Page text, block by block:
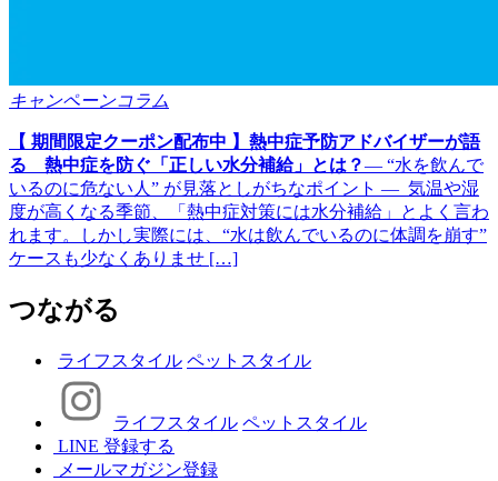
キャンペーンコラム
【 期間限定クーポン配布中 】熱中症予防アドバイザーが語
る 熱中症を防ぐ「正しい水分補給」とは？― “水を飲んで
いるのに危ない人” が見落としがちなポイント ― 気温や湿
度が高くなる季節、「熱中症対策には水分補給」とよく言わ
れます。しかし実際には、“水は飲んでいるのに体調を崩す”
ケースも少なくありませ […]
つながる
ライフスタイル ペットスタイル
ライフスタイル ペットスタイル
LINE 登録する
メールマガジン登録